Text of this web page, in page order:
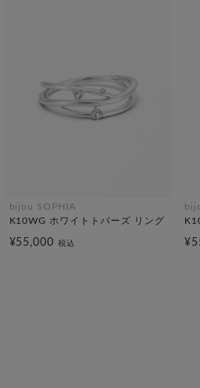
bijou SOPHIA
K10WG ホワイトトパーズ リング
¥55,000税込